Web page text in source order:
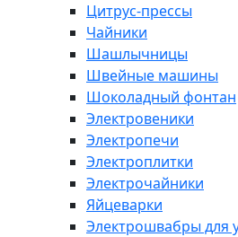
Цитрус-прессы
Чайники
Шашлычницы
Швейные машины
Шоколадный фонтан
Электровеники
Электропечи
Электроплитки
Электрочайники
Яйцеварки
Электрошвабры для